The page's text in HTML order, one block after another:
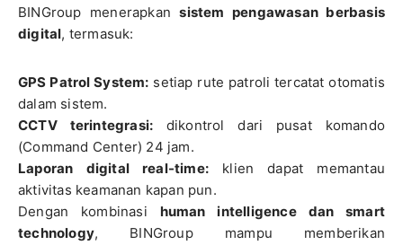
BINGroup menerapkansistem pengawasan berbasis
digital, termasuk:
GPS Patrol System: setiap rute patroli tercatat otomatis
dalam sistem.
CCTV terintegrasi: dikontrol dari pusat komando
(Command Center) 24 jam.
Laporan digital real-time: klien dapat memantau
aktivitas keamanan kapan pun.
Dengan kombinasi human intelligence dan smart
technology, BINGroup mampu memberikan